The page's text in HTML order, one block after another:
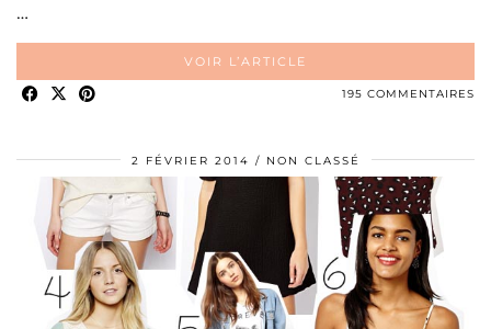
…
VOIR L’ARTICLE
195 COMMENTAIRES
2 FÉVRIER 2014 NON CLASSÉ